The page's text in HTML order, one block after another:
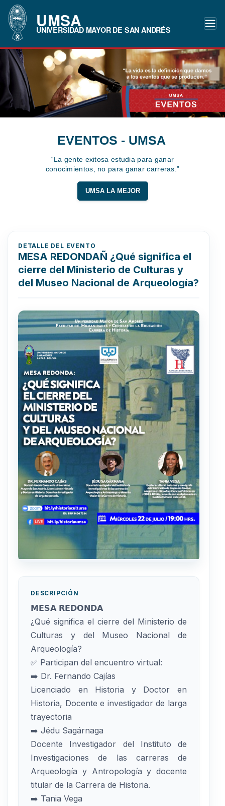
UMSA
UNIVERSIDAD MAYOR DE SAN ANDRÉS
EVENTOS - UMSA
“La gente exitosa estudia para ganar
conocimientos, no para ganar carreras.”
UMSA LA MEJOR
DETALLE DEL EVENTO
MESA REDONDAÑ ¿Qué significa el
cierre del Ministerio de Culturas y
del Museo Nacional de Arqueología?
DESCRIPCIÓN
𝗠𝗘𝗦𝗔 𝗥𝗘𝗗𝗢𝗡𝗗𝗔
¿Qué significa el cierre del Ministerio de
Culturas y del Museo Nacional de
Arqueología?
✅ Participan del encuentro virtual:
➡️ Dr. Fernando Cajías
Licenciado en Historia y Doctor en
Historia, Docente e investigador de larga
trayectoria
➡️ Jédu Sagárnaga
Docente Investigador del Instituto de
Investigaciones de las carreras de
Arqueología y Antropología y docente
titular de la Carrera de Historia.
➡️ Tania Vega